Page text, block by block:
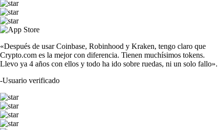
«Después de usar Coinbase, Robinhood y Kraken, tengo claro que
Crypto.com es la mejor con diferencia. Tienen muchísimos tokens.
Llevo ya 4 años con ellos y todo ha ido sobre ruedas, ni un solo fallo».
-Usuario verificado